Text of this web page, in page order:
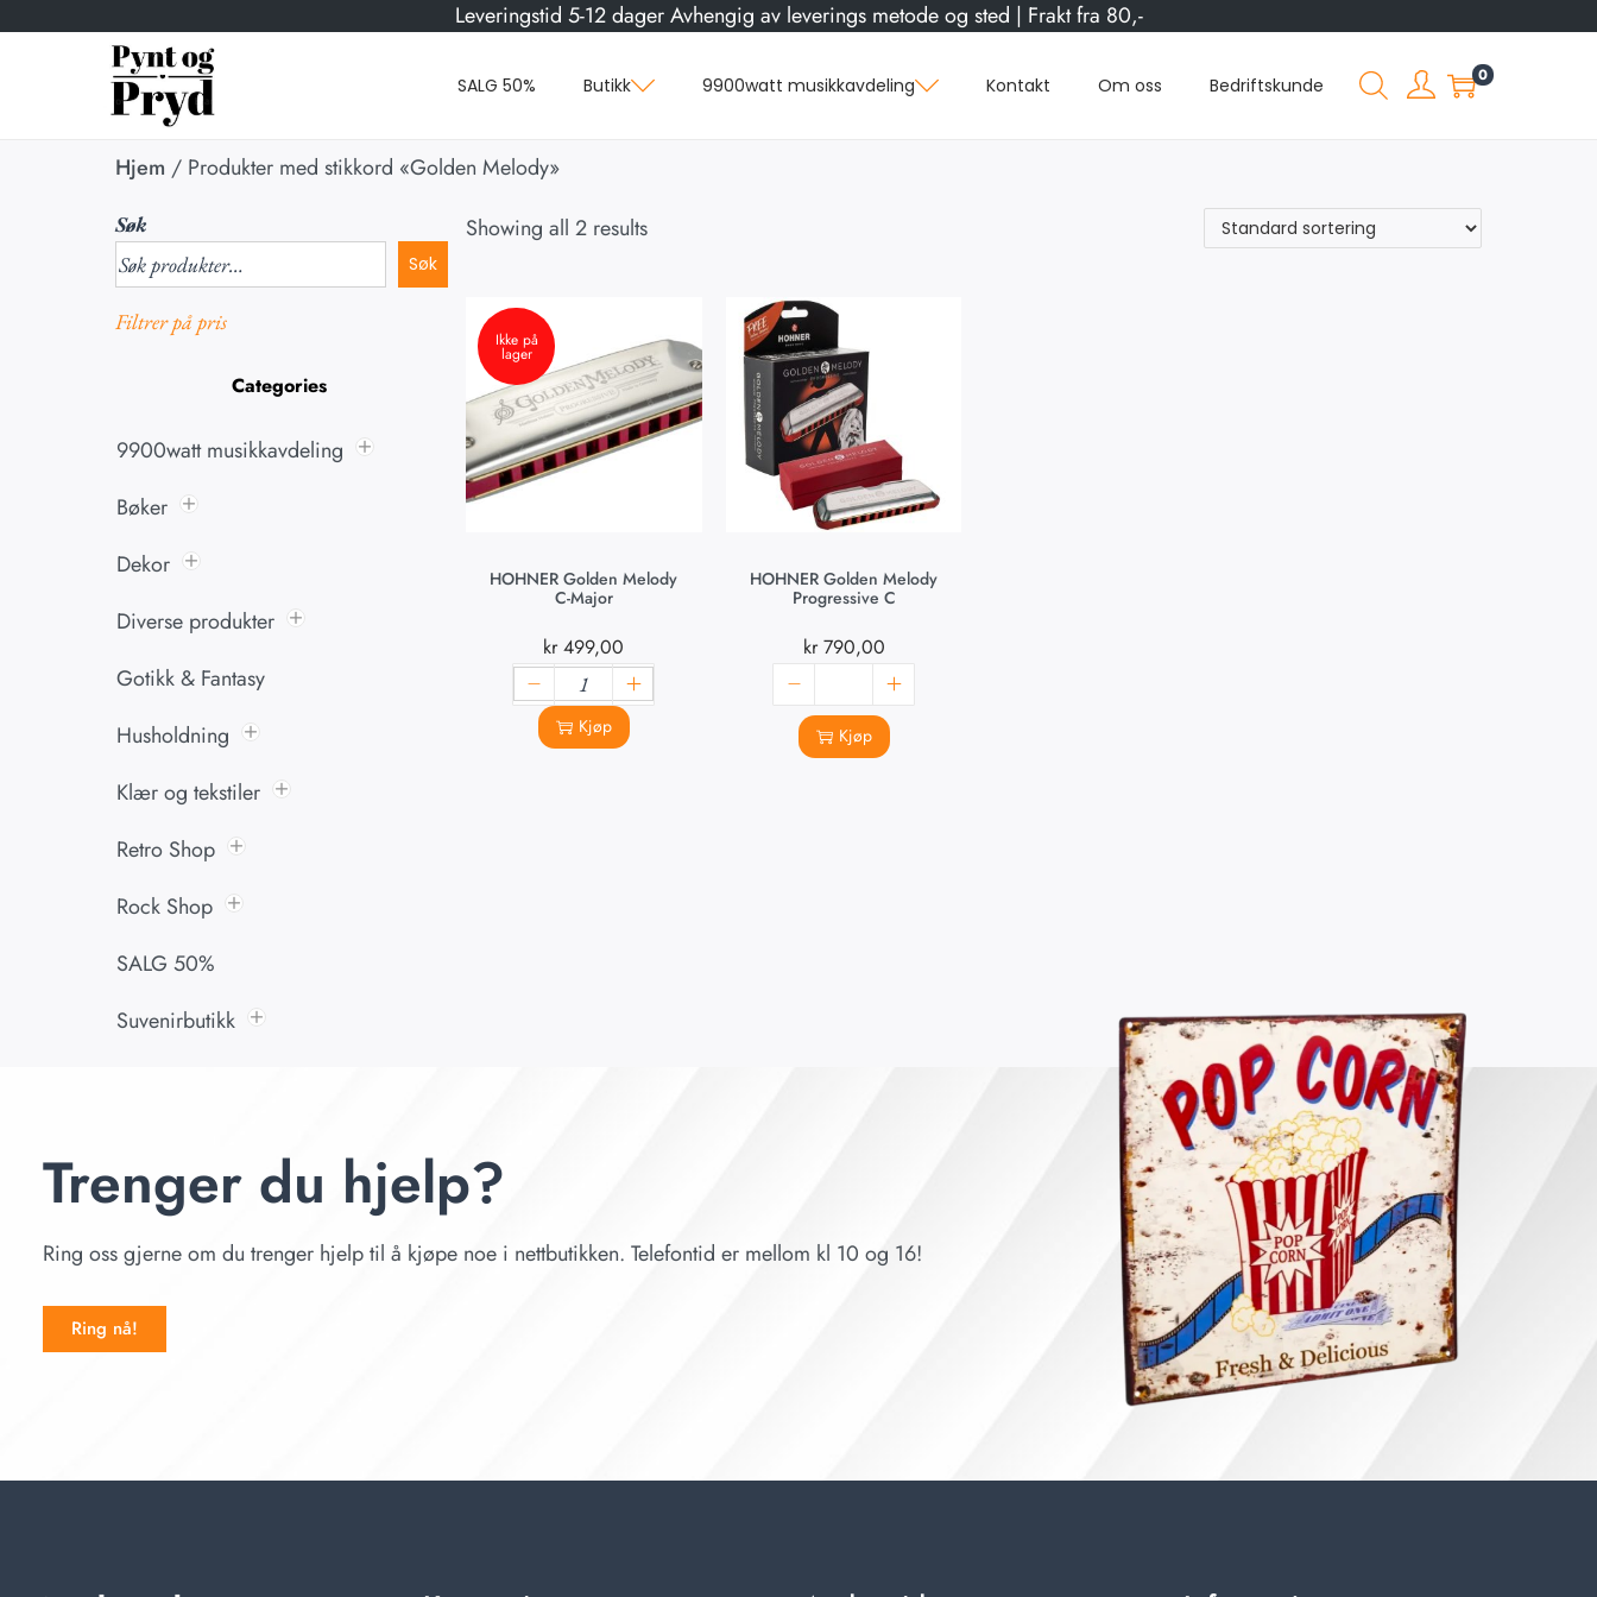
Leveringstid 5-12 dager Avhengig av leverings metode og sted | Frakt fra 80,-
SALG 50% Butikk 9900watt musikkavdeling Kontakt Om oss Bedriftskunde 0
Hjem / Produkter med stikkord «Golden Melody»
Søk
Søk
Filtrer på pris
Categories
9900watt musikkavdeling
Bøker
Dekor
Diverse produkter
Gotikk & Fantasy
Husholdning
Klær og tekstiler
Retro Shop
Rock Shop
SALG 50%
Suvenirbutikk
Showing all 2 results
Ikke på
lager
HOHNER Golden Melody
C-Major
kr499,00
Kjøp
HOHNER Golden Melody
Progressive C
kr790,00
Kjøp
Trenger du hjelp?
Ring oss gjerne om du trenger hjelp til å kjøpe noe i nettbutikken. Telefontid er mellom kl 10 og 16!
Ring nå!